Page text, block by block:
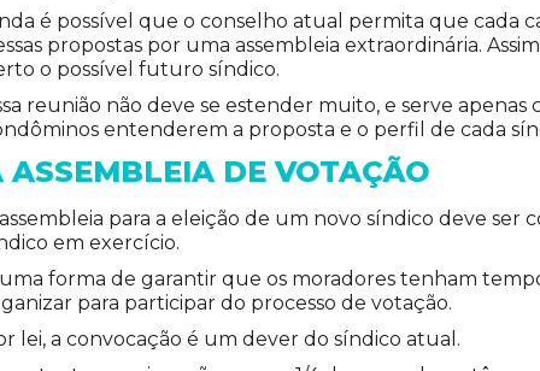
é possível que o conselho atual permita que cada
propostas por uma assembleia extraordinária.
o possível futuro síndico.
reunião não deve se estender muito, e serve
entenderem a proposta e o perfil de cada
ASSEMBLEIA DE VOTAÇÃO
para a eleição de um novo síndico deve ser
em exercício.
forma de garantir que os moradores tenham
para participar do processo de votação.
lei, a convocação é um dever do síndico atual.